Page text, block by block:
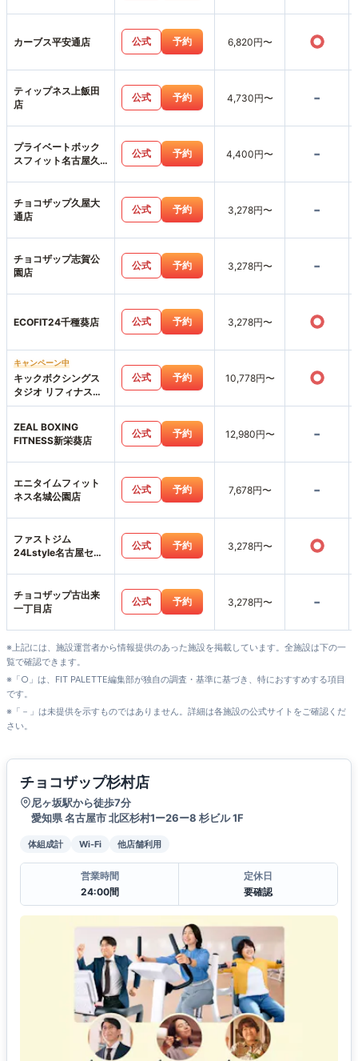
カーブス平安通店 公式 予約 6,820円〜 ○
ティップネス上飯田
店
公式 予約 4,730円〜 -
プライベートボック
スフィット名古屋久
公式 予約 4,400円〜 -
チョコザップ久屋大
通店
公式 予約 3,278円〜 -
チョコザップ志賀公
園店
公式 予約 3,278円〜 -
ECOFIT24千種葵店 公式 予約 3,278円〜 ○
キャンペーン中
キックボクシングス
タジオ リフィナス名
古屋栄店
公式 予約 10,778円〜 ○
ZEAL BOXING
FITNESS新栄葵店
公式 予約 12,980円〜 -
エニタイムフィット
ネス名城公園店
公式 予約 7,678円〜 -
ファストジム
24Lstyle名古屋セン
公式 予約 3,278円〜 ○
チョコザップ古出来
一丁目店
公式 予約 3,278円〜 -
※上記には、施設運営者から情報提供のあった施設を掲載しています。全施設は下の一
覧で確認できます。
※「○」は、FIT PALETTE編集部が独自の調査・基準に基づき、特におすすめする項目
です。
※「－」は未提供を示すものではありません。詳細は各施設の公式サイトをご確認くだ
さい。
チョコザップ杉村店
尼ヶ坂駅から徒歩7分
愛知県 名古屋市 北区杉村1ー26ー8 杉ビル 1F
体組成計 Wi-Fi 他店舗利用
営業時間
24:00間
定休日
要確認